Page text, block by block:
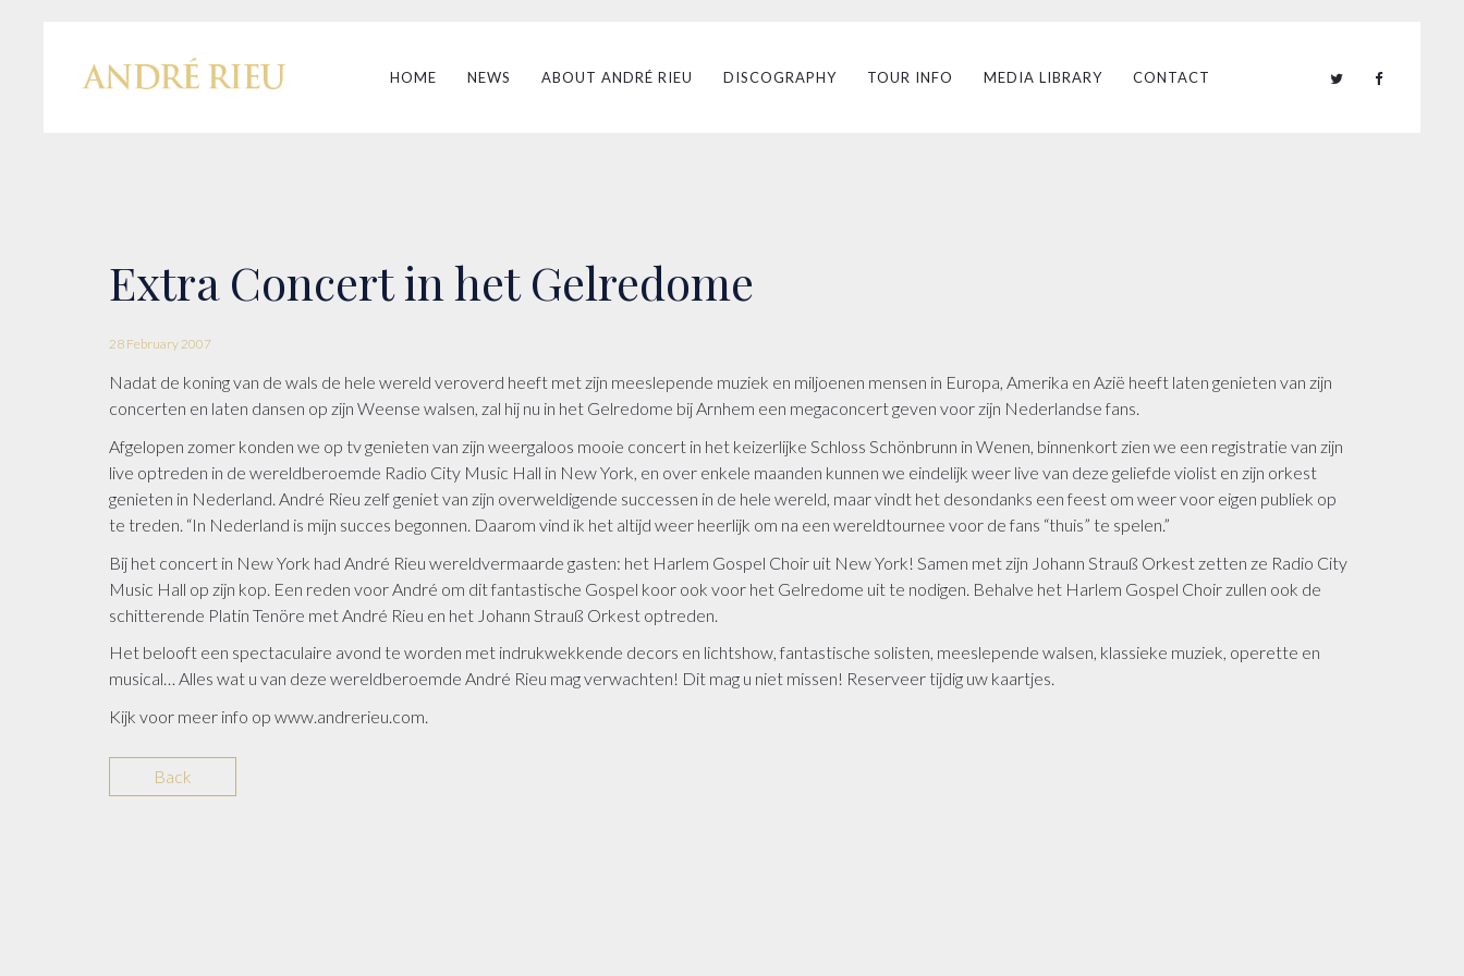
HOME NEWS ABOUT ANDRÉ RIEU DISCOGRAPHY TOUR INFO MEDIA LIBRARY CONTACT
Extra Concert in het Gelredome
28 February 2007
Nadat de koning van de wals de hele wereld veroverd heeft met zijn meeslepende muziek en miljoenen mensen in Europa, Amerika en Azië heeft laten genieten van zijn
concerten en laten dansen op zijn Weense walsen, zal hij nu in het Gelredome bij Arnhem een megaconcert geven voor zijn Nederlandse fans.
Afgelopen zomer konden we op tv genieten van zijn weergaloos mooie concert in het keizerlijke Schloss Schönbrunn in Wenen, binnenkort zien we een registratie van zijn
live optreden in de wereldberoemde Radio City Music Hall in New York, en over enkele maanden kunnen we eindelijk weer live van deze geliefde violist en zijn orkest
genieten in Nederland. André Rieu zelf geniet van zijn overweldigende successen in de hele wereld, maar vindt het desondanks een feest om weer voor eigen publiek op
te treden. “In Nederland is mijn succes begonnen. Daarom vind ik het altijd weer heerlijk om na een wereldtournee voor de fans “thuis” te spelen.”
Bij het concert in New York had André Rieu wereldvermaarde gasten: het Harlem Gospel Choir uit New York! Samen met zijn Johann Strauß Orkest zetten ze Radio City
Music Hall op zijn kop. Een reden voor André om dit fantastische Gospel koor ook voor het Gelredome uit te nodigen. Behalve het Harlem Gospel Choir zullen ook de
schitterende Platin Tenöre met André Rieu en het Johann Strauß Orkest optreden.
Het belooft een spectaculaire avond te worden met indrukwekkende decors en lichtshow, fantastische solisten, meeslepende walsen, klassieke muziek, operette en
musical… Alles wat u van deze wereldberoemde André Rieu mag verwachten! Dit mag u niet missen! Reserveer tijdig uw kaartjes.
Kijk voor meer info op www.andrerieu.com.
Back